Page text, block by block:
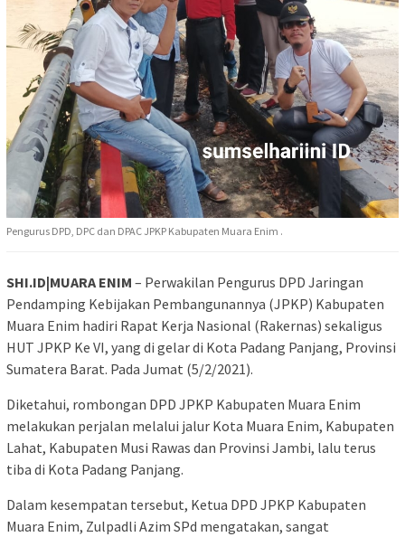
Pengurus DPD, DPC dan DPAC JPKP Kabupaten Muara Enim .
SHI.ID|MUARA ENIM – Perwakilan Pengurus DPD Jaringan
Pendamping Kebijakan Pembangunannya (JPKP) Kabupaten
Muara Enim hadiri Rapat Kerja Nasional (Rakernas) sekaligus
HUT JPKP Ke VI, yang di gelar di Kota Padang Panjang, Provinsi
Sumatera Barat. Pada Jumat (5/2/2021).
Diketahui, rombongan DPD JPKP Kabupaten Muara Enim
melakukan perjalan melalui jalur Kota Muara Enim, Kabupaten
Lahat, Kabupaten Musi Rawas dan Provinsi Jambi, lalu terus
tiba di Kota Padang Panjang.
Dalam kesempatan tersebut, Ketua DPD JPKP Kabupaten
Muara Enim, Zulpadli Azim SPd mengatakan, sangat